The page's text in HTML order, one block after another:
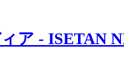
ア - ISETAN